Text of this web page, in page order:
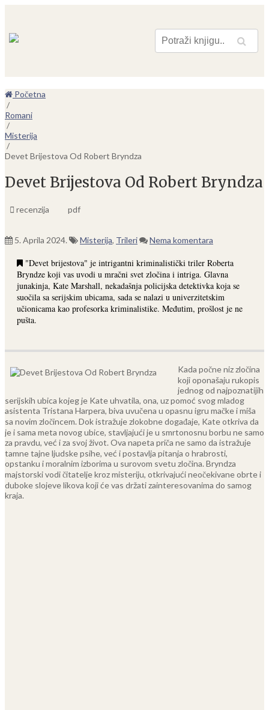
Pretraga
Početna
/
Romani
/
Misterija
/
Devet Brijestova Od Robert Bryndza
Devet Brijestova Od Robert Bryndza
recenzija pdf
5. Aprila 2024. Misterija, Trileri Nema komentara
"Devet brijestova" je intrigantni kriminalistički triler Roberta
Bryndze koji vas uvodi u mračni svet zločina i intriga. Glavna
junakinja, Kate Marshall, nekadašnja policijska detektivka koja se
suočila sa serijskim ubicama, sada se nalazi u univerzitetskim
učionicama kao profesorka kriminalistike. Međutim, prošlost je ne
pušta.
Kada počne niz zločina
koji oponašaju rukopis
jednog od najpoznatijih
serijskih ubica kojeg je Kate uhvatila, ona, uz pomoć svog mladog
asistenta Tristana Harpera, biva uvučena u opasnu igru mačke i miša
sa novim zločincem. Dok istražuje zlokobne događaje, Kate otkriva da
je i sama meta novog ubice, stavljajući je u smrtonosnu borbu ne samo
za pravdu, već i za svoj život. Ova napeta priča ne samo da istražuje
tamne tajne ljudske psihe, već i postavlja pitanja o hrabrosti,
opstanku i moralnim izborima u surovom svetu zločina. Bryndza
majstorski vodi čitatelje kroz misteriju, otkrivajući neočekivane obrte i
duboke slojeve likova koji će vas držati zainteresovanima do samog
kraja.